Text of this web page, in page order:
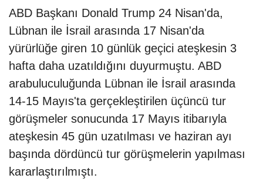
ABD Başkanı Donald Trump 24 Nisan'da,
Lübnan ile İsrail arasında 17 Nisan'da
yürürlüğe giren 10 günlük geçici ateşkesin 3
hafta daha uzatıldığını duyurmuştu. ABD
arabuluculuğunda Lübnan ile İsrail arasında
14-15 Mayıs'ta gerçekleştirilen üçüncü tur
görüşmeler sonucunda 17 Mayıs itibarıyla
ateşkesin 45 gün uzatılması ve haziran ayı
başında dördüncü tur görüşmelerin yapılması
kararlaştırılmıştı.